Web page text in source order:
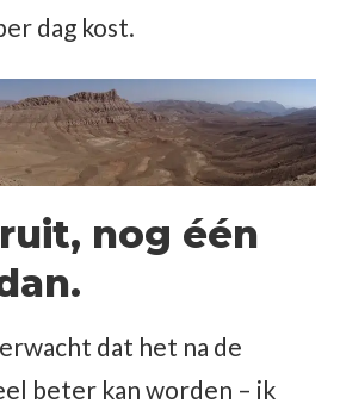
dag kost.
nog één
dat het na de
beter kan worden – ik